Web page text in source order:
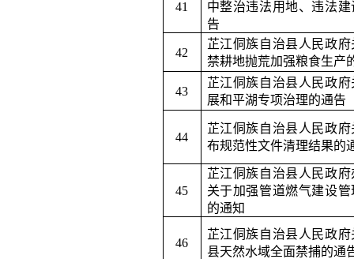
41
中整治违法用地、违法建
告
42
芷江侗族自治县人民政府
禁耕地抛荒加强粮食生产
43
芷江侗族自治县人民政府
展和平湖专项治理的通告
44
芷江侗族自治县人民政府
布规范性文件清理结果的
45
芷江侗族自治县人民政府
关于加强管道燃气建设管
的通知
46
芷江侗族自治县人民政府
县天然水域全面禁捕的通